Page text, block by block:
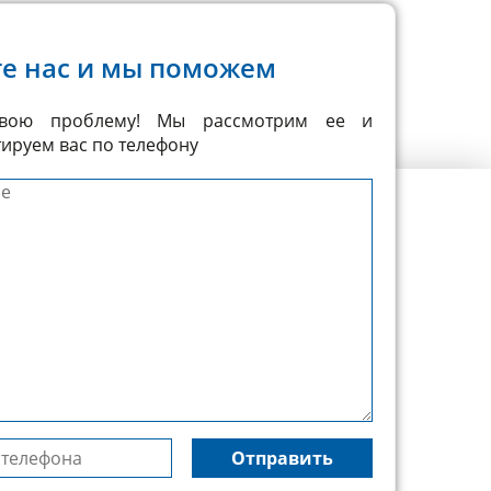
нас и мы поможем
проблему! Мы рассмотрим ее и
вас по телефону